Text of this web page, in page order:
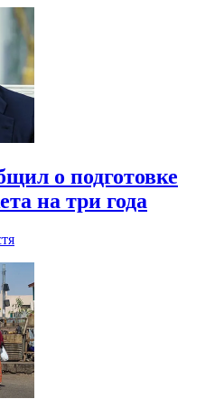
о подготовке
на три года